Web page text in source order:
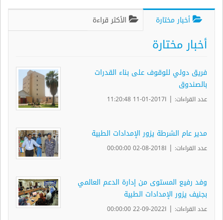
أخبار مختارة الأكثر قراءة
أخبار مختارة
فريق دولي للوقوف على بناء القدرات
بالصندوق
عدد القراءات: | ا2017-01-11 11:20:48
مدير عام الشرطة يزور الإمدادات الطبية
عدد القراءات: | ا2018-08-02 00:00:00
وفد رفيع المستوى من إدارة الدعم العالمي
بجنيف يزور الإمدادات الطبية
عدد القراءات: | ا2022-09-22 00:00:00